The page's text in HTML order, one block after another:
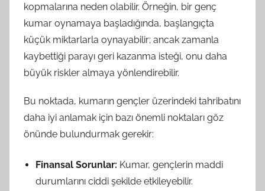
kopmalarına neden olabilir. Örneğin, bir genç
kumar oynamaya başladığında, başlangıçta
küçük miktarlarla oynayabilir; ancak zamanla
kaybettiği parayı geri kazanma isteği, onu daha
büyük riskler almaya yönlendirebilir.
Bu noktada, kumarın gençler üzerindeki tahribatını
daha iyi anlamak için bazı önemli noktaları göz
önünde bulundurmak gerekir:
Finansal Sorunlar: Kumar, gençlerin maddi
durumlarını ciddi şekilde etkileyebilir.